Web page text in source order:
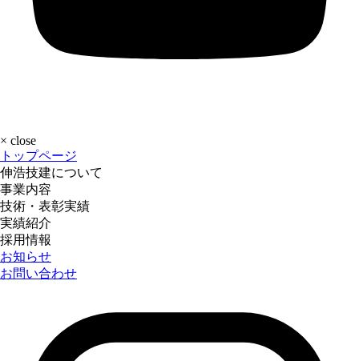
× close
トップページ
伸浩技建について
事業内容
技術・表彰実績
実績紹介
採用情報
お知らせ
お問い合わせ